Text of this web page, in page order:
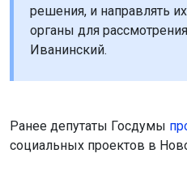
решения, и направлять
органы для
Иванинский.
Ранее депутаты Госдумы
социальных проектов в